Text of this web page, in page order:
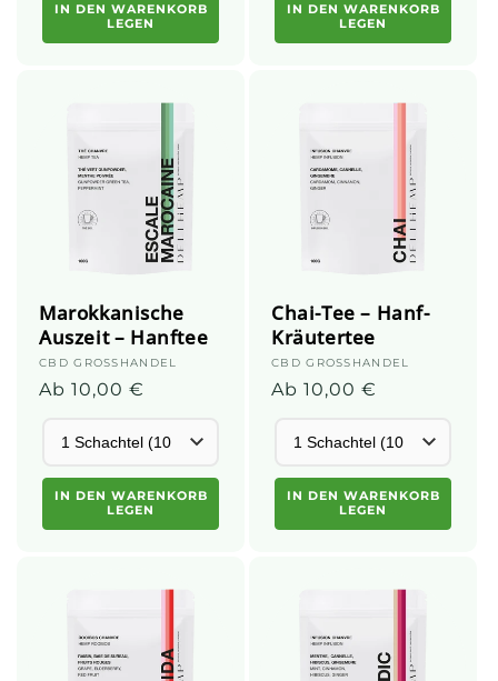
IN DEN WARENKORB
LEGEN
IN DEN WARENKORB
LEGEN
Marokkanische
Auszeit – Hanftee
Anbieter:
CBD GROSSHANDEL
Normalpreis
Ab 10,00 €
IN DEN WARENKORB
LEGEN
Chai-Tee – Hanf-
Kräutertee
Anbieter:
CBD GROSSHANDEL
Normalpreis
Ab 10,00 €
IN DEN WARENKORB
LEGEN